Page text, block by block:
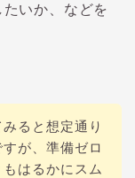
いか、などを
ると想定通り
が、準備ゼロ
はるかにスム